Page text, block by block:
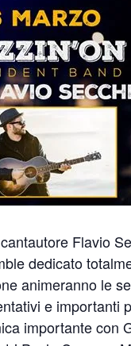
Flavio
dedicato
animeranno le
e
importante con